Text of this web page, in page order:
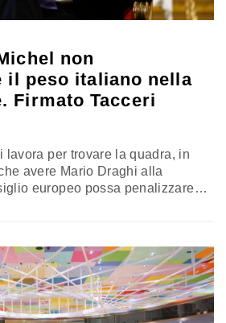
non
il peso italiano nella
Firmato Tacceri
lavora per trovare la quadra, in
avere Mario Draghi alla
europeo possa penalizzare